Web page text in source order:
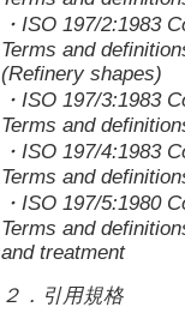
・ISO 197/2:1983
Terms and
(Refinery shapes)
・ISO 197/3:1983
Terms and
・ISO 197/4:1983
Terms and
・ISO 197/5:1980
Terms and
and treatment
２．引用規格